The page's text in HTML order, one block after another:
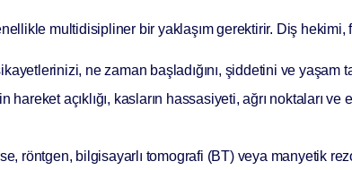
multidisipliner bir yaklaşımgerektirir. Diş hekimi,
ne zaman başladığını, şiddetini ve yaşam
hareket açıklığı, kasların hassasiyeti, ağrı noktaları
röntgen, bilgisayarlı tomografi (BT) veya manyetik